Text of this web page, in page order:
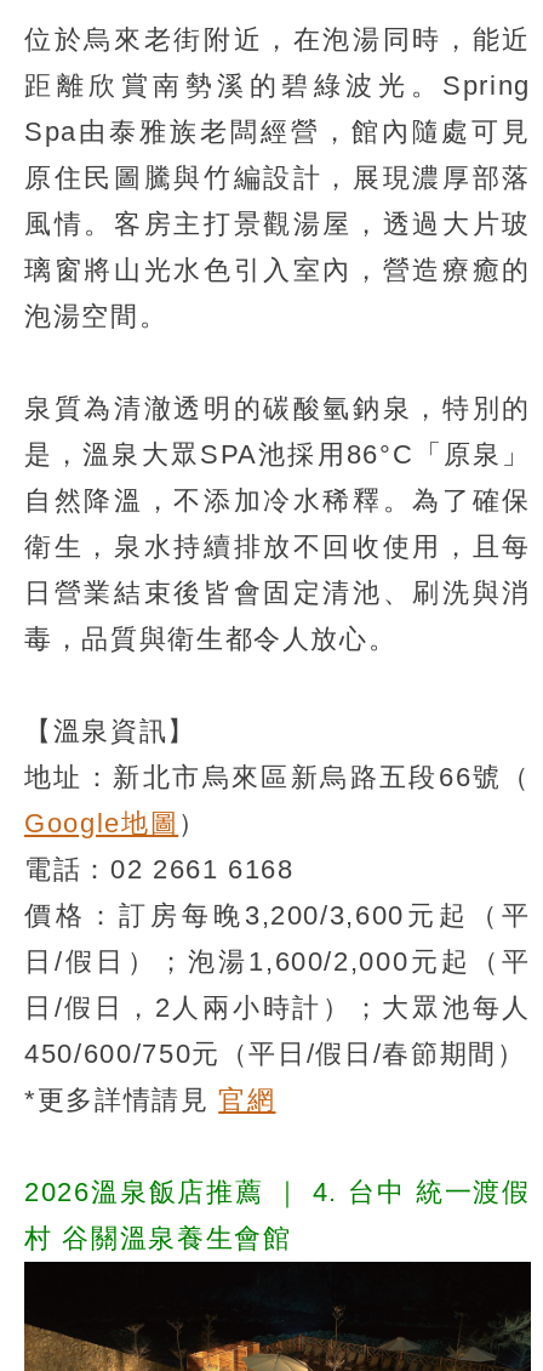
位於烏來老街附近，在泡湯同時，能近
距離欣賞南勢溪的碧綠波光。Spring
Spa由泰雅族老闆經營，館內隨處可見
原住民圖騰與竹編設計，展現濃厚部落
風情。客房主打景觀湯屋，透過大片玻
璃窗將山光水色引入室內，營造療癒的
泡湯空間。
泉質為清澈透明的碳酸氫鈉泉，特別的
是，溫泉大眾SPA池採用86°C「原泉」
自然降溫，不添加冷水稀釋。為了確保
衛生，泉水持續排放不回收使用，且每
日營業結束後皆會固定清池、刷洗與消
毒，品質與衛生都令人放心。
【溫泉資訊】
地址：新北市烏來區新烏路五段66號（
Google地圖 ）
電話：02 2661 6168
價格：訂房每晚3,200/3,600元起（平
日/假日）；泡湯1,600/2,000元起（平
日/假日，2人兩小時計）；大眾池每人
450/600/750元（平日/假日/春節期間）
*更多詳情請見官網
2026溫泉飯店推薦
4. 台中 統一渡假
村 谷關溫泉養生會館